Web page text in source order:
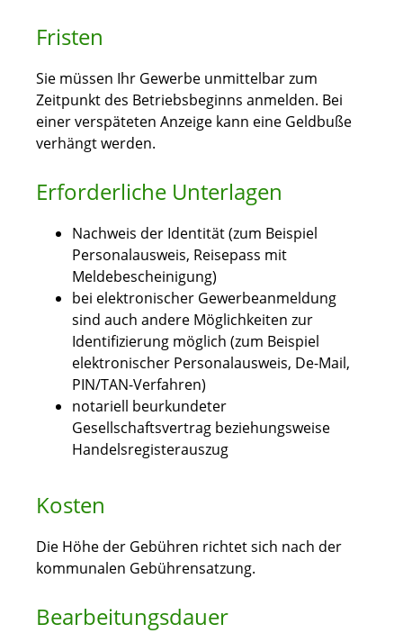
Fristen
Sie müssen Ihr Gewerbe unmittelbar zum
Zeitpunkt des Betriebsbeginns anmelden. Bei
einer verspäteten Anzeige kann eine Geldbuße
verhängt werden.
Erforderliche Unterlagen
Nachweis der Identität (zum Beispiel
Personalausweis, Reisepass mit
Meldebescheinigung)
bei elektronischer Gewerbeanmeldung
sind auch andere Möglichkeiten zur
Identifizierung möglich (zum Beispiel
elektronischer Personalausweis, De-Mail,
PIN/TAN-Verfahren)
notariell beurkundeter
Gesellschaftsvertrag beziehungsweise
Handelsregisterauszug
Kosten
Die Höhe der Gebühren richtet sich nach der
kommunalen Gebührensatzung.
Bearbeitungsdauer